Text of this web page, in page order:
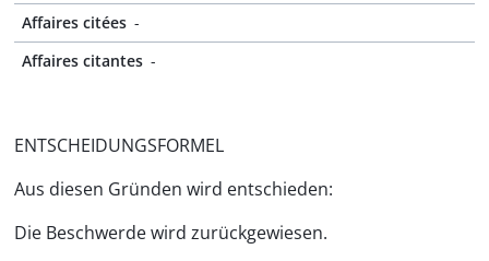
Affaires citées -
Affaires citantes -
ENTSCHEIDUNGSFORMEL
Aus diesen Gründen wird entschieden:
Die Beschwerde wird zurückgewiesen.